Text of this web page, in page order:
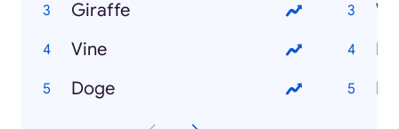
Giraffe
Vine
Doge